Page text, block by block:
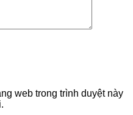
web trong trình duyệt này